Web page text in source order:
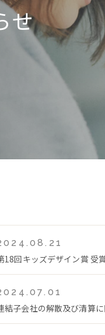
せ
18回キッズデザイン賞 受
結子会社の解散及び清算